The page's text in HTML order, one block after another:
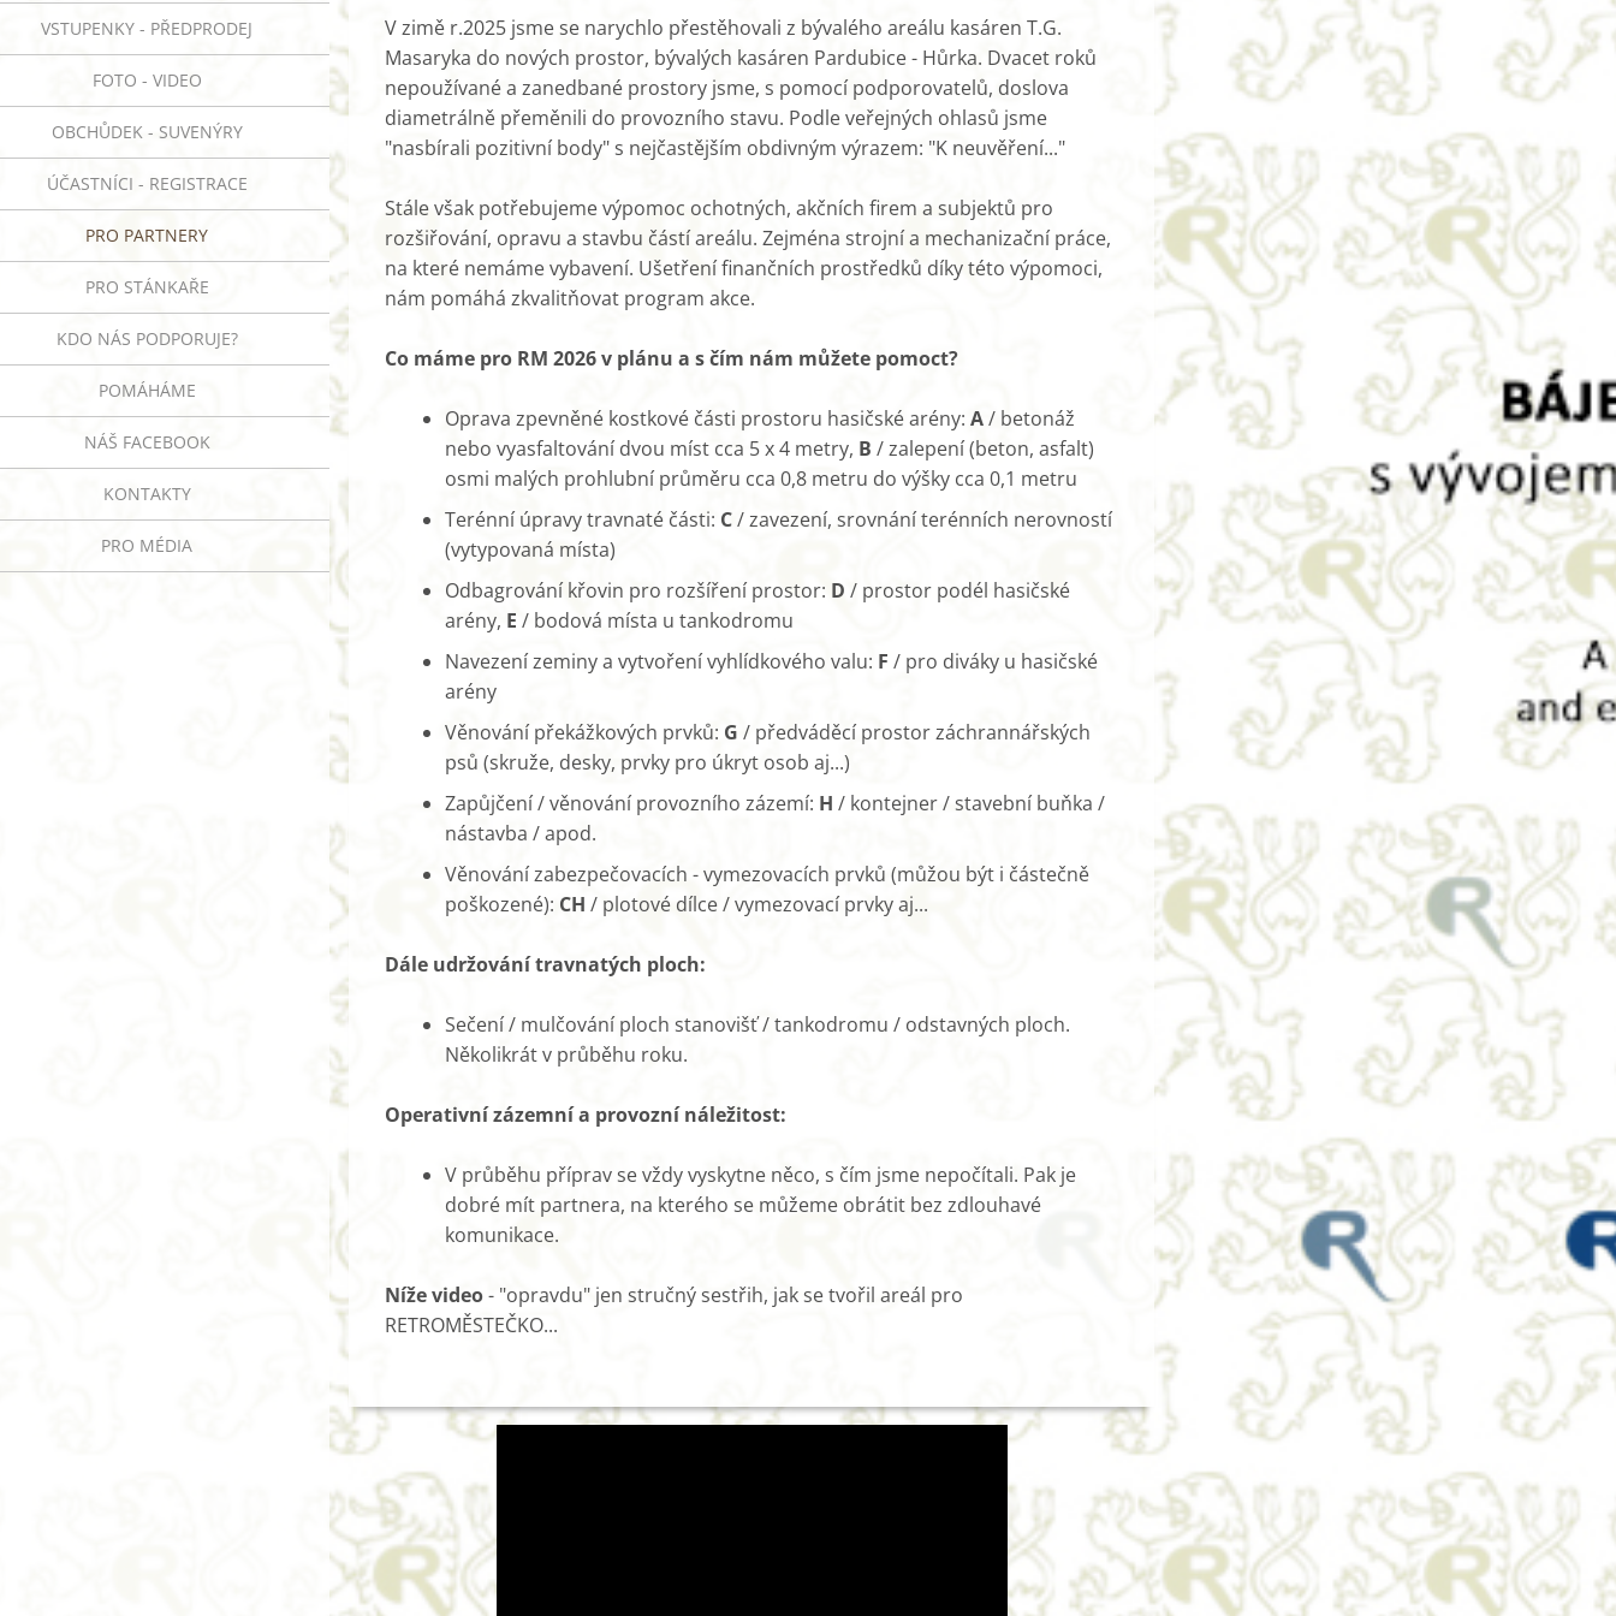
VSTUPENKY - PŘEDPRODEJ
FOTO - VIDEO
OBCHŮDEK - SUVENÝRY
ÚČASTNÍCI - REGISTRACE
PRO PARTNERY
PRO STÁNKAŘE
KDO NÁS PODPORUJE?
POMÁHÁME
NÁŠ FACEBOOK
KONTAKTY
PRO MÉDIA
V zimě r.2025 jsme se narychlo přestěhovali z bývalého areálu kasáren T.G.
Masaryka do nových prostor, bývalých kasáren Pardubice - Hůrka. Dvacet roků
nepoužívané a zanedbané prostory jsme, s pomocí podporovatelů, doslova
diametrálně přeměnili do provozního stavu. Podle veřejných ohlasů jsme
"nasbírali pozitivní body" s nejčastějším obdivným výrazem: "K neuvěření..."
Stále však potřebujeme výpomoc ochotných, akčních firem a subjektů pro
rozšiřování, opravu a stavbu částí areálu. Zejména strojní a mechanizační práce,
na které nemáme vybavení. Ušetření finančních prostředků díky této výpomoci,
nám pomáhá zkvalitňovat program akce.
Co máme pro RM 2026 v plánu a s čím nám můžete pomoct?
Oprava zpevněné kostkové části prostoru hasičské arény: A/ betonáž
nebo vyasfaltování dvou míst cca 5 x 4 metry, B / zalepení (beton, asfalt)
osmi malých prohlubní průměru cca 0,8 metru do výšky cca 0,1 metru
Terénní úpravy travnaté části: C/ zavezení, srovnání terénních nerovností
(vytypovaná místa)
Odbagrování křovin pro rozšíření prostor: D / prostor podél hasičské
arény, E / bodová místa u tankodromu
Navezení zeminy a vytvoření vyhlídkového valu: F / pro diváky u hasičské
arény
Věnování překážkových prvků: G / předváděcí prostor záchrannářských
psů (skruže, desky, prvky pro úkryt osob aj...)
Zapůjčení / věnování provozního zázemí: H / kontejner / stavební buňka /
nástavba / apod.
Věnování zabezpečovacích - vymezovacích prvků (můžou být i částečně
poškozené): CH / plotové dílce / vymezovací prvky aj...
Dále udržování travnatých ploch:
Sečení / mulčování ploch stanovišť / tankodromu / odstavných ploch.
Několikrát v průběhu roku.
Operativní zázemní a provozní náležitost:
V průběhu příprav se vždy vyskytne něco, s čím jsme nepočítali. Pak je
dobré mít partnera, na kterého se můžeme obrátit bez zdlouhavé
komunikace.
Níže video- "opravdu" jen stručný sestřih, jak se tvořil areál pro
RETROMĚSTEČKO...